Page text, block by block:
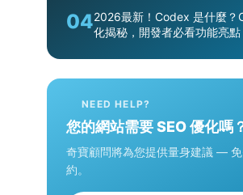
042026最新！Codex 是什麼？
化揭秘，開發者必看功能亮點
NEED HELP?
您的網站需要 SEO 優化嗎
奇寶顧問將為您提供量身建議 —
約。